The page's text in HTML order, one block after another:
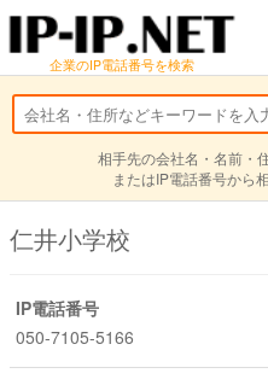
企業のIP電話番号を検索
相手先の会社名・名前・
またはIP電話番号から
仁井小学校
IP電話番号
050-7105-5166